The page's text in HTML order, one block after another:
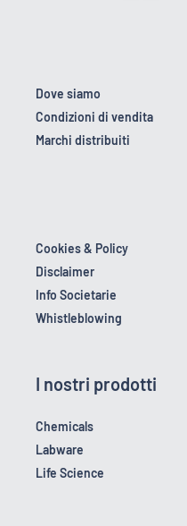
Dove siamo
Condizioni di vendita
Marchi distribuiti
Cookies & Policy
Disclaimer
Info Societarie
Whistleblowing
I nostri prodotti
Chemicals
Labware
Life Science